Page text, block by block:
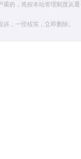
重的，将按本站管理制度从重
，一经核实，立即删除。